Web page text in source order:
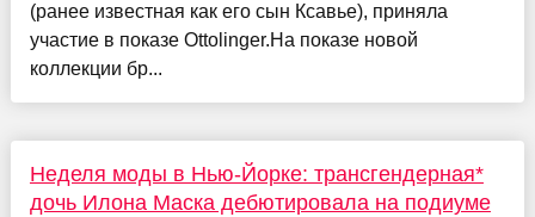
(ранее известная как его сын Ксавье), приняла
участие в показе Ottolinger.На показе новой
коллекции бр...
Неделя моды в Нью-Йорке: трансгендерная*
дочь Илона Маска дебютировала на подиуме